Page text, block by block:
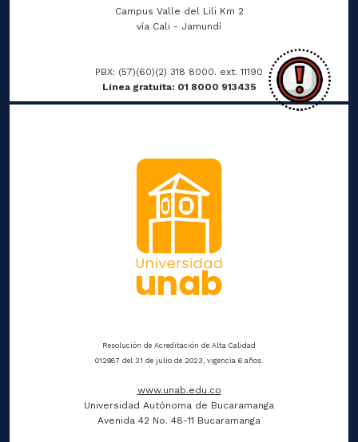
Campus Valle del Lili Km 2
vía Cali - Jamundí
PBX: (57)(60)(2) 318 8000. ext. 11190
Línea gratuita: 01 8000 913435
Resolución de Acreditación de Alta Calidad
012987 del 31 de julio de 2023, vigencia 6 años.
www.unab.edu.co
Universidad Autónoma de Bucaramanga
Avenida 42 No. 48-11 Bucaramanga